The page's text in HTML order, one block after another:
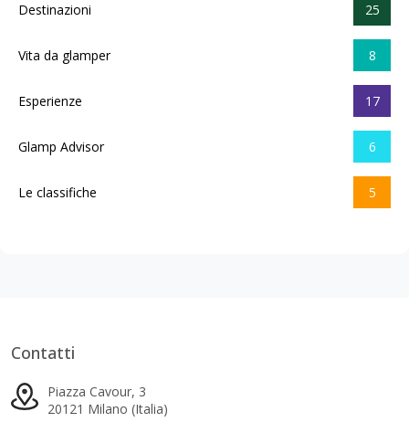
Destinazioni 25
Vita da glamper 8
Esperienze 17
Glamp Advisor 6
Le classifiche 5
Contatti
Piazza Cavour, 3
20121 Milano (Italia)